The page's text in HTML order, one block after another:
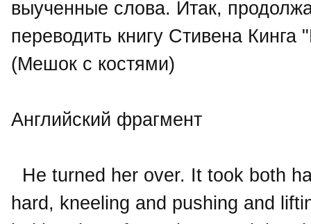
выученные слова. Итак,
переводить книгу Стивена Кинга
(Мешок с костями)
Английский фрагмент
He turned her over. It took both
hard, kneeling and pushing and